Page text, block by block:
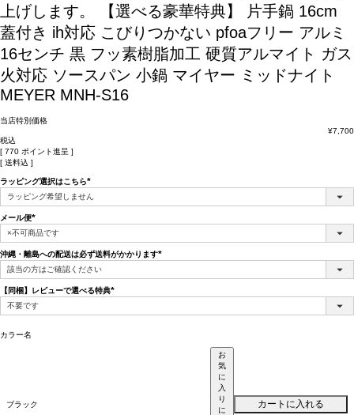
上げします。
【選べる豪華特典】 片手鍋 16cm
蓋付き ih対応 こびりつかない pfoaフリー アルミ
16センチ 黒 フッ素樹脂加工 硬質アルマイト ガス
火対応 ソースパン 小鍋 マイヤー ミッドナイト
MEYER MNH-S16
当店特別価格
¥7,700
税込
[ 770 ポイント進呈 ]
送料込
ラッピング選択はこちら
(必
メール便
(必
須)
沖縄・離島への配送は必ず送料がかかります
【同梱】レビューで選べる特典
カラー名
ブラック
お
気
に
入
り
に
カートに入れる